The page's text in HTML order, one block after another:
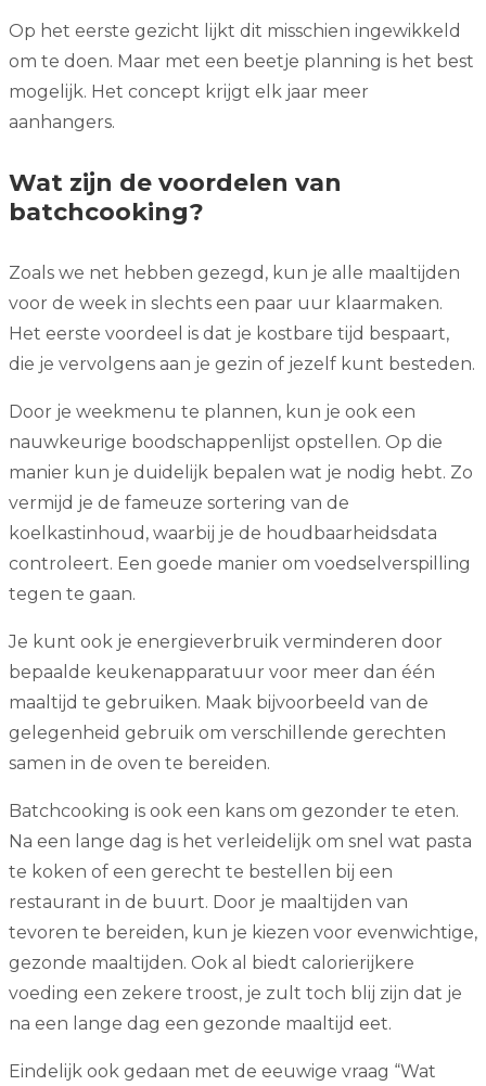
Op het eerste gezicht lijkt dit misschien ingewikkeld
om te doen. Maar met een beetje planning is het best
mogelijk. Het concept krijgt elk jaar meer
aanhangers.
Wat zijn de voordelen van
batchcooking?
Zoals we net hebben gezegd, kun je alle maaltijden
voor de week in slechts een paar uur klaarmaken.
Het eerste voordeel is dat je kostbare tijd bespaart,
die je vervolgens aan je gezin of jezelf kunt besteden.
Door je weekmenu te plannen, kun je ook een
nauwkeurige boodschappenlijst opstellen. Op die
manier kun je duidelijk bepalen wat je nodig hebt. Zo
vermijd je de fameuze sortering van de
koelkastinhoud, waarbij je de houdbaarheidsdata
controleert. Een goede manier om voedselverspilling
tegen te gaan.
Je kunt ook je energieverbruik verminderen door
bepaalde keukenapparatuur voor meer dan één
maaltijd te gebruiken. Maak bijvoorbeeld van de
gelegenheid gebruik om verschillende gerechten
samen in de oven te bereiden.
Batchcooking is ook een kans om gezonder te eten.
Na een lange dag is het verleidelijk om snel wat pasta
te koken of een gerecht te bestellen bij een
restaurant in de buurt. Door je maaltijden van
tevoren te bereiden, kun je kiezen voor evenwichtige,
gezonde maaltijden. Ook al biedt calorierijkere
voeding een zekere troost, je zult toch blij zijn dat je
na een lange dag een gezonde maaltijd eet.
Eindelijk ook gedaan met de eeuwige vraag “Wat